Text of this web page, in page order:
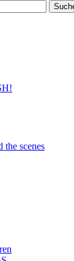
the scenes